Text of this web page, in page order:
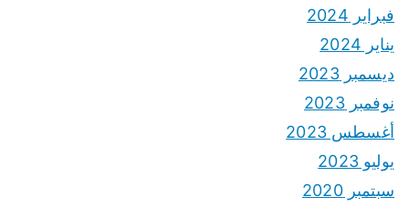
فبراير 2024
يناير 2024
ديسمبر 2023
نوفمبر 2023
أغسطس 2023
يوليو 2023
سبتمبر 2020